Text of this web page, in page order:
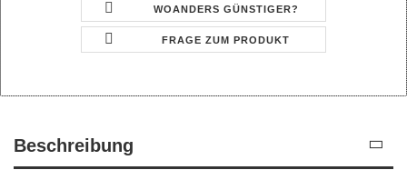
WOANDERS GÜNSTIGER?
FRAGE ZUM PRODUKT
Beschreibung